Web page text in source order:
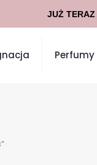
Perfumy
JUŻ